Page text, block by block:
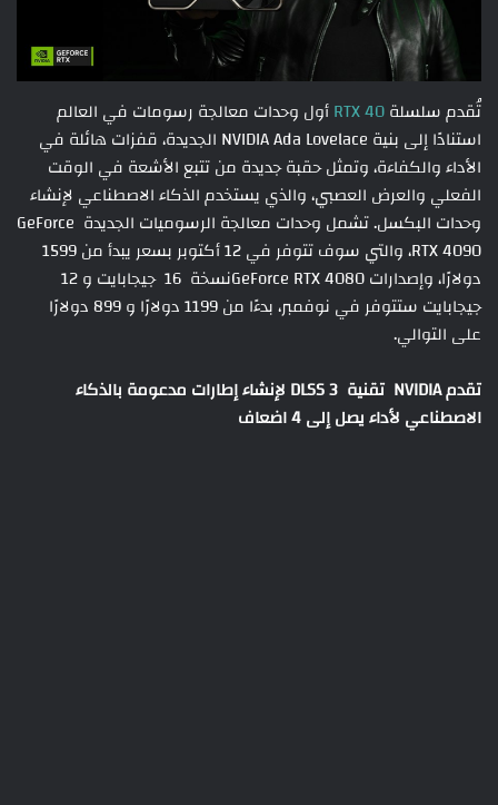
تُقدم سلسلةRTX 40أول وحدات معالجة رسومات في العالم
استنادًا إلى بنية NVIDIA Ada Lovelace الجديدة، قفزات هائلة في
الأداء والكفاءة، وتمثل حقبة جديدة من تتبع الأشعة في الوقت
الفعلي والعرض العصبي، والذي يستخدم الذكاء الاصطناعي لإنشاء
وحدات البكسل. تشمل وحدات معالجة الرسوميات الجديدة GeForce
RTX 4090، والتي سوف تتوفر في 12 أكتوبر بسعر يبدأ من 1599
دولارًا، وإصدارات GeForce RTX 4080نسخة 16 جيجابايت و 12
جيجابايت ستتوفر في نوفمبر، بدءًا من 1199 دولارًا و 899 دولارًا
على التوالي.
تقدم NVIDIA تقنية DLSS 3 لإنشاء إطارات مدعومة بالذكاء
الاصطناعي لأداء يصل إلى 4 اضعاف